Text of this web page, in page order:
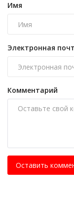
Имя
Электронная
Комментарий
Оставить